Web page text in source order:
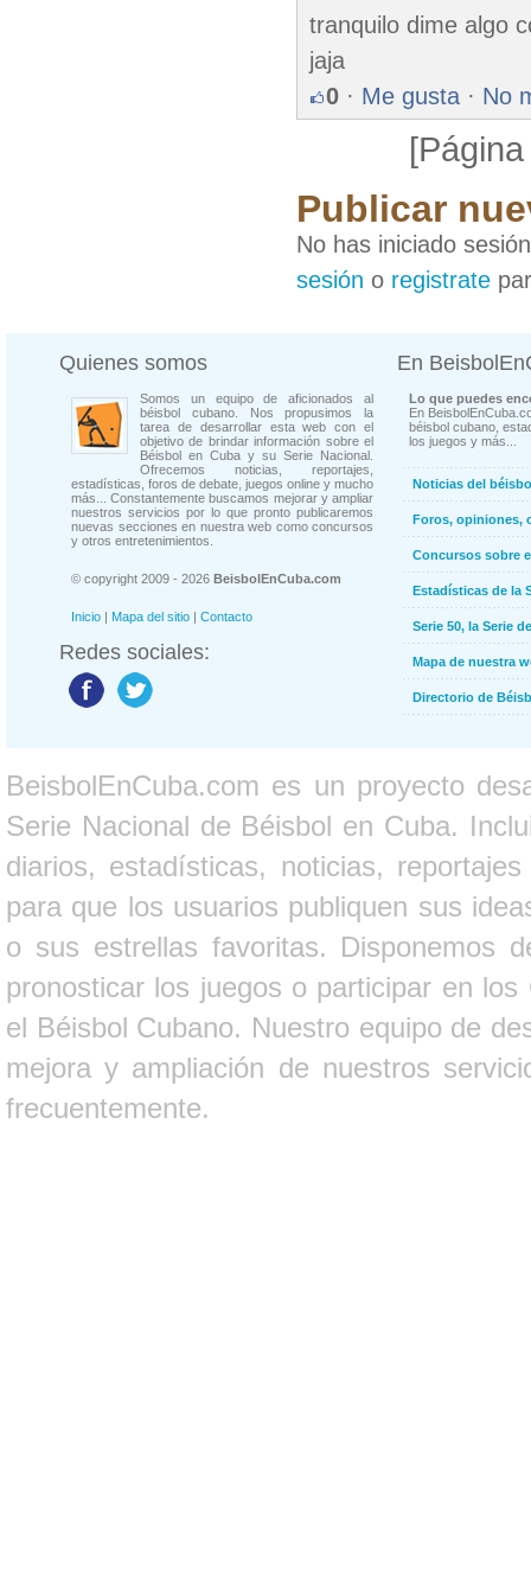
tranquilo dime algo
jaja
0 · Me gusta · No
Publicar
No has iniciado
sesión o registrate
Quienes somos
Somos un equipo de aficionados al
béisbol cubano. Nos propusimos la
tarea de desarrollar esta web con el
objetivo de brindar información sobre el
Béisbol en Cuba y su Serie Nacional.
Ofrecemos noticias, reportajes,
estadísticas, foros de debate, juegos online y mucho
más... Constantemente buscamos mejorar y ampliar
nuestros servicios por lo que pronto publicaremos
nuevas secciones en nuestra web como concursos
y otros entretenimientos.
© copyright 2009 - 2026 BeisbolEnCuba.com
Inicio | Mapa del sitio | Contacto
Redes sociales:
En
Lo que puedes
En
béisbol cubano,
los juegos y más...
Noticias del
Foros, opiniones,
Concursos sobre
Estadísticas de la
Serie 50, la Serie
Mapa de nuestra
Directorio de
BeisbolEnCuba.com es un proyecto
Serie Nacional de Béisbol en Cuba.
diarios, estadísticas, noticias,
para que los usuarios publiquen sus
o sus estrellas favoritas. Disponemos
pronosticar los juegos o participar en
el Béisbol Cubano. Nuestro equipo de
mejora y ampliación de nuestros
frecuentemente.